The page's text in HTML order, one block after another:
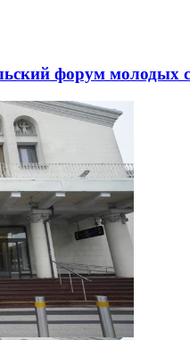
форум молодых